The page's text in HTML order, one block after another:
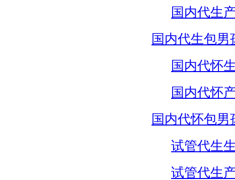
国内代生
国内代生包男
国内代怀
国内代怀
国内代怀包男
试管代生
试管代生